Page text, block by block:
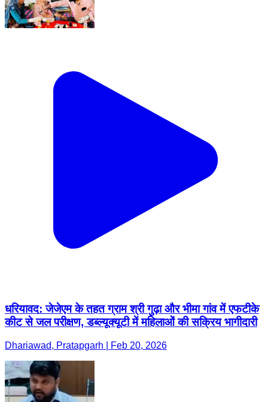
धरियावद: जेजेएम के तहत ग्राम श्री गुढ़ा और भीमा गांव में एफटीके
कीट से जल परीक्षण, डब्ल्यूक्यूटी में महिलाओं की सक्रिय भागीदारी
Dhariawad, Pratapgarh | Feb 20, 2026